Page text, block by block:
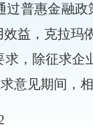
过普惠金融
益， 克拉玛
，除征求企
意见期间，